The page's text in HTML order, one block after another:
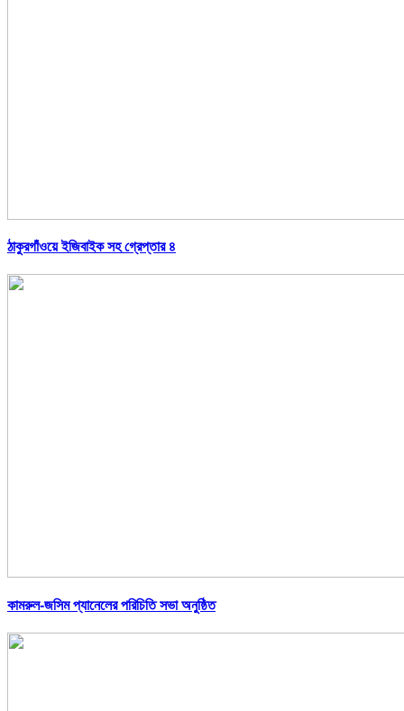
ঠাকুরগাঁওয়ে ইজিবাইক সহ গ্রেপ্তার ৪
কামরুল-জসিম প্যানেলের পরিচিতি সভা অনুষ্ঠিত